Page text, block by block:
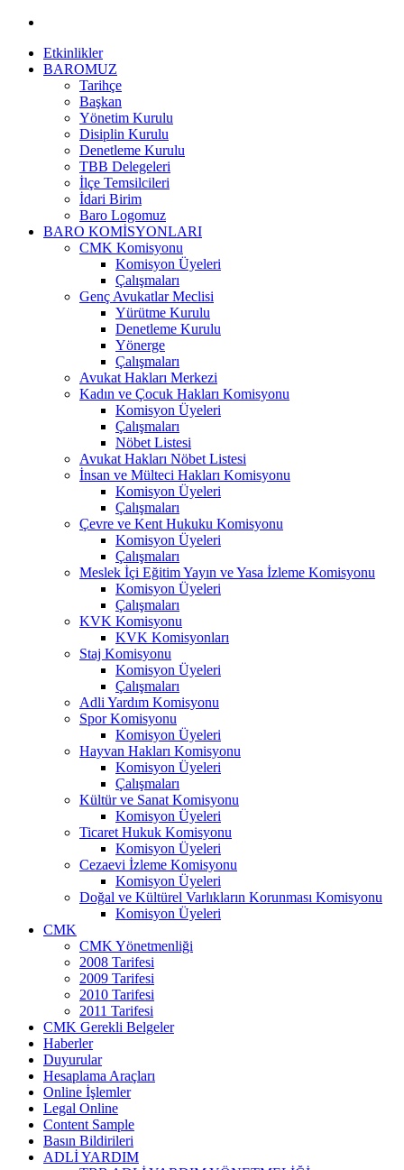
Etkinlikler
BAROMUZ
Tarihçe
Başkan
Yönetim Kurulu
Disiplin Kurulu
Denetleme Kurulu
TBB Delegeleri
İlçe Temsilcileri
İdari Birim
Baro Logomuz
BARO KOMİSYONLARI
CMK Komisyonu
Komisyon Üyeleri
Çalışmaları
Genç Avukatlar Meclisi
Yürütme Kurulu
Denetleme Kurulu
Yönerge
Çalışmaları
Avukat Hakları Merkezi
Kadın ve Çocuk Hakları Komisyonu
Komisyon Üyeleri
Çalışmaları
Nöbet Listesi
Avukat Hakları Nöbet Listesi
İnsan ve Mülteci Hakları Komisyonu
Komisyon Üyeleri
Çalışmaları
Çevre ve Kent Hukuku Komisyonu
Komisyon Üyeleri
Çalışmaları
Meslek İçi Eğitim Yayın ve Yasa İzleme Komisyonu
Komisyon Üyeleri
Çalışmaları
KVK Komisyonu
KVK Komisyonları
Staj Komisyonu
Komisyon Üyeleri
Çalışmaları
Adli Yardım Komisyonu
Spor Komisyonu
Komisyon Üyeleri
Hayvan Hakları Komisyonu
Komisyon Üyeleri
Çalışmaları
Kültür ve Sanat Komisyonu
Komisyon Üyeleri
Ticaret Hukuk Komisyonu
Komisyon Üyeleri
Cezaevi İzleme Komisyonu
Komisyon Üyeleri
Doğal ve Kültürel Varlıkların Korunması Komisyonu
Komisyon Üyeleri
CMK
CMK Yönetmenliği
2008 Tarifesi
2009 Tarifesi
2010 Tarifesi
2011 Tarifesi
CMK Gerekli Belgeler
Haberler
Duyurular
Hesaplama Araçları
Online İşlemler
Legal Online
Content Sample
Basın Bildirileri
ADLİ YARDIM